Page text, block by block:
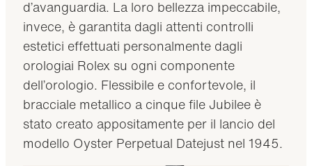
d’avanguardia. La loro bellezza impeccabile,
invece, è garantita dagli attenti controlli
estetici effettuati personalmente dagli
orologiai Rolex su ogni componente
dell’orologio. Flessibile e confortevole, il
bracciale metallico a cinque file Jubilee è
stato creato appositamente per il lancio del
modello Oyster Perpetual Datejust nel 1945.